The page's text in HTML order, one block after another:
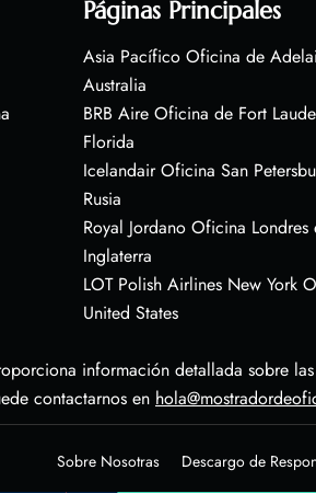
Páginas Principales
Asia Pacífico Oficina de
Australia
BRB Aire Oficina de Fort
Florida
Icelandair Oficina San
Rusia
Royal Jordano Oficina Londres
Inglaterra
LOT Polish Airlines New York
United States
información detallada sobre
contactarnos en
Sobre Nosotras Descargo de